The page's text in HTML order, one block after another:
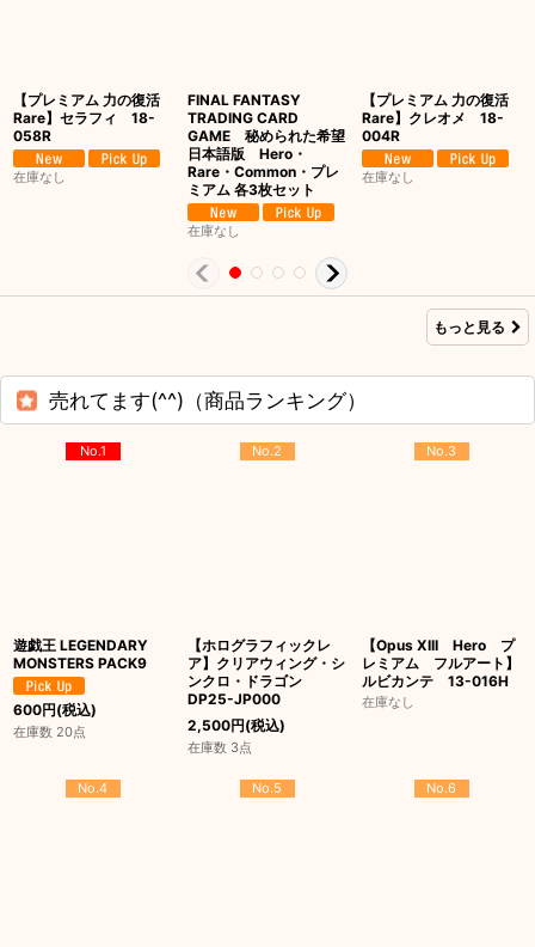
【プレミアム 力の復活
Rare】セラフィ 18-
058R
在庫なし
FINAL FANTASY
TRADING CARD
GAME 秘められた希望
日本語版 Hero・
Rare・Common・プレ
ミアム 各3枚セット
在庫なし
【プレミアム 力の復活
Rare】クレオメ 18-
004R
在庫なし
もっと見る
売れてます(^^)（商品ランキング）
No.1
遊戯王 LEGENDARY
MONSTERS PACK9
600円(税込)
在庫数 20点
No.2
【ホログラフィックレ
ア】クリアウィング・シ
ンクロ・ドラゴン
DP25-JP000
2,500円(税込)
在庫数 3点
No.3
【Opus XIII Hero プ
レミアム フルアート】
ルビカンテ 13-016H
在庫なし
No.4 No.5 No.6